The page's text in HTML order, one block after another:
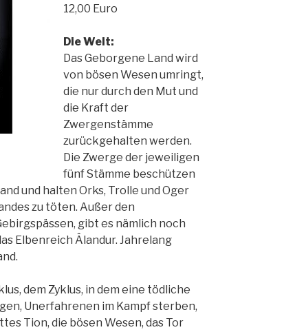
12,00 Euro
Die Welt:
Das Geborgene Land wird
von bösen Wesen umringt,
die nur durch den Mut und
die Kraft der
Zwergenstämme
zurückgehalten werden.
Die Zwerge der jeweiligen
fünf Stämme beschützen
und halten Orks, Trolle und Oger
zu töten. Außer den
gibt es nämlich noch
Elbenreich Âlandur. Jahrelang
dem Zyklus, in dem eine tödliche
Unerfahrenen im Kampf sterben,
Tion, die bösen Wesen, das Tor